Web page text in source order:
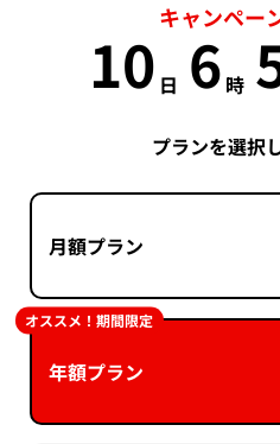
キャンペー
10 日 6 時
プランを選択
月額プラン
年額プラン
オススメ！期間限定